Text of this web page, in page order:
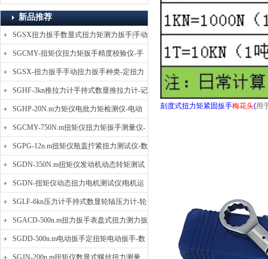
新品推荐
SGSX扭力扳手数显式扭力矩测力扳手|手动
定扭矩检测扳手
SGCMY-扭矩仪扭力矩扳手精度校验仪-手
动扳子扭矩校准仪
SGSX-扭力扳手手动扭力扳手种类-定扭力
矩检测扳手价格
SGHF-3kn推拉力计手持式数显推拉力计-记
忆数据拉压力测力计
SGHP-20N.m力矩仪电批力矩检测仪-电动
螺丝批扭力矩测试仪
SGCMY-750N.m扭矩仪扭力矩扳手测量仪-
校准扳手扭力精度测试仪
SGPG-12n.m扭矩仪瓶盖拧紧扭力测试仪-数
显式瓶盖扭力矩仪
SGDN-350N.m扭矩仪发动机动态转矩测试
仪-动态电机扭矩测量仪
SGDN-扭矩仪动态扭力电机测试仪|电机运
转摩擦力扭矩仪
SGLF-6kn压力计手持式数显轮辐压力计-轮
辐称重压力测力计
SGACD-500n.m扭力扳手表盘式扭力测力扳
手-表盘扭力矩检测扳手
SGDD-500n.m电动扳手定扭矩电动扳手-数
显式电动定扭力矩扳手
SGJN-200n.m扭矩仪数显式螺丝扭力测量
刻度式扭力矩紧固扳手梅花头(用